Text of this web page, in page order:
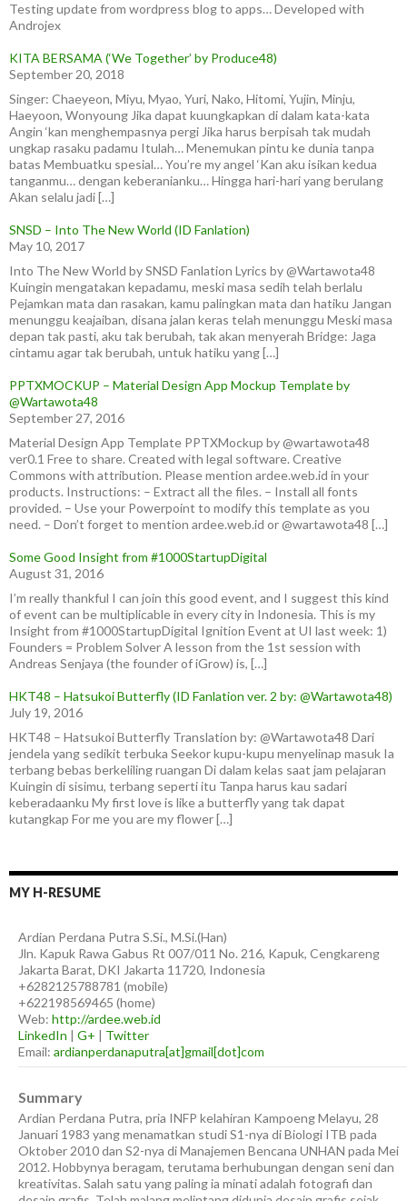
Testing update from wordpress blog to apps… Developed with
Androjex
KITA BERSAMA (‘We Together’ by Produce48)
September 20, 2018
Singer: Chaeyeon, Miyu, Myao, Yuri, Nako, Hitomi, Yujin, Minju,
Haeyoon, Wonyoung Jika dapat kuungkapkan di dalam kata-kata
Angin ‘kan menghempasnya pergi Jika harus berpisah tak mudah
ungkap rasaku padamu Itulah… Menemukan pintu ke dunia tanpa
batas Membuatku spesial… You’re my angel ‘Kan aku isikan kedua
tanganmu… dengan keberanianku… Hingga hari-hari yang berulang
Akan selalu jadi […]
SNSD – Into The New World (ID Fanlation)
May 10, 2017
Into The New World by SNSD Fanlation Lyrics by @Wartawota48
Kuingin mengatakan kepadamu, meski masa sedih telah berlalu
Pejamkan mata dan rasakan, kamu palingkan mata dan hatiku Jangan
menunggu keajaiban, disana jalan keras telah menunggu Meski masa
depan tak pasti, aku tak berubah, tak akan menyerah Bridge: Jaga
cintamu agar tak berubah, untuk hatiku yang […]
PPTXMOCKUP – Material Design App Mockup Template by
@Wartawota48
September 27, 2016
Material Design App Template PPTXMockup by @wartawota48
ver0.1 Free to share. Created with legal software. Creative
Commons with attribution. Please mention ardee.web.id in your
products. Instructions: – Extract all the files. – Install all fonts
provided. – Use your Powerpoint to modify this template as you
need. – Don’t forget to mention ardee.web.id or @wartawota48 […]
Some Good Insight from #1000StartupDigital
August 31, 2016
I’m really thankful I can join this good event, and I suggest this kind
of event can be multiplicable in every city in Indonesia. This is my
Insight from #1000StartupDigital Ignition Event at UI last week: 1)
Founders = Problem Solver A lesson from the 1st session with
Andreas Senjaya (the founder of iGrow) is, […]
HKT48 – Hatsukoi Butterfly (ID Fanlation ver. 2 by: @Wartawota48)
July 19, 2016
HKT48 – Hatsukoi Butterfly Translation by: @Wartawota48 Dari
jendela yang sedikit terbuka Seekor kupu-kupu menyelinap masuk Ia
terbang bebas berkeliling ruangan Di dalam kelas saat jam pelajaran
Kuingin di sisimu, terbang seperti itu Tanpa harus kau sadari
keberadaanku My first love is like a butterfly yang tak dapat
kutangkap For me you are my flower […]
MY H-RESUME
Ardian Perdana Putra S.Si., M.Si.(Han)
Jln. Kapuk Rawa Gabus Rt 007/011 No. 216, Kapuk, Cengkareng
Jakarta Barat, DKI Jakarta 11720, Indonesia
+6282125788781 (mobile)
+622198569465 (home)
Web: http://ardee.web.id
LinkedIn | G+ | Twitter
Email: ardianperdanaputra[at]gmail[dot]com
Summary
Ardian Perdana Putra, pria INFP kelahiran Kampoeng Melayu, 28
Januari 1983 yang menamatkan studi S1-nya di Biologi ITB pada
Oktober 2010 dan S2-nya di Manajemen Bencana UNHAN pada Mei
2012. Hobbynya beragam, terutama berhubungan dengan seni dan
kreativitas. Salah satu yang paling ia minati adalah fotografi dan